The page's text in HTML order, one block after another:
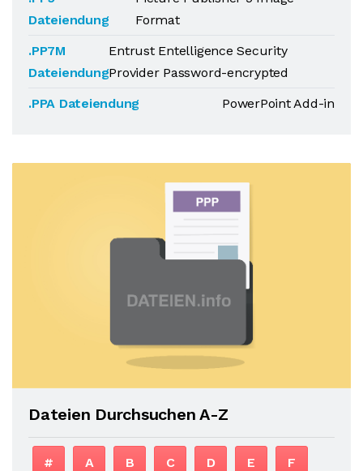
Dateiendung
Format
.PP7M
Dateiendung
Entrust Entelligence Security
Provider Password-encrypted
.PPA Dateiendung
PowerPoint Add-in
Dateien Durchsuchen A-Z
# A B C D E F